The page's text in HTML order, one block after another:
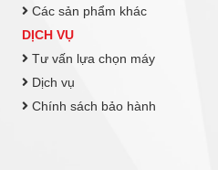
Các sản phẩm khác
DỊCH VỤ
Tư vấn lựa chọn máy
Dịch vụ
Chính sách bảo hành